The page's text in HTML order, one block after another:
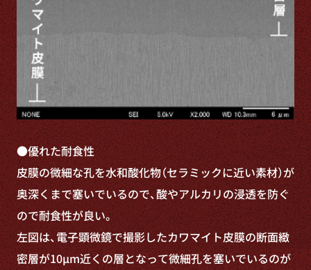
●優れた耐食性
皮膜の微細な孔を水和酸化物（セラミックに近い素材）が
奥深くまで塞いでいるので、酸やアルカリの浸透を防ぐ
ので耐食性が良い。
左図は、電子顕微鏡で撮影したカワマイト皮膜の断面緻
密層が10μm近くの層となって微細孔を塞いでいるのが